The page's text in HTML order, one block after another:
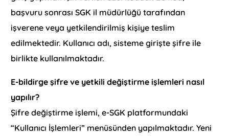
başvuru sonrası SGK il müdürlüğü tarafından
işverene veya yetkilendirilmiş kişiye teslim
edilmektedir. Kullanıcı adı, sisteme girişte şifre ile
birlikte kullanılmaktadır.
E-bildirge şifre ve yetkili değiştirme işlemleri nasıl
yapılır?
Şifre değiştirme işlemi, e-SGK platformundaki
“Kullanıcı İşlemleri” menüsünden yapılmaktadır. Yeni